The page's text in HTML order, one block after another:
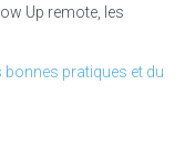
Up remote, les
bonnes pratiques et du